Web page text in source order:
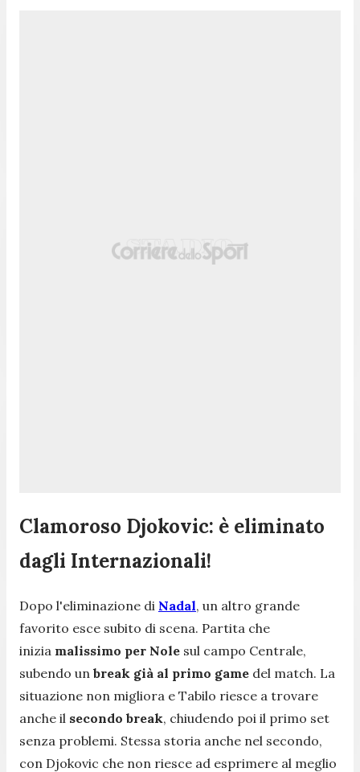
Clamoroso Djokovic: è eliminato
dagli Internazionali!
Dopo l'eliminazione di Nadal, un altro grande
favorito esce subito di scena. Partita che
inizia malissimo per Nole sul campo Centrale,
subendo un break già al primo game del match. La
situazione non migliora e Tabilo riesce a trovare
anche il secondo break, chiudendo poi il primo set
senza problemi. Stessa storia anche nel secondo,
con Djokovic che non riesce ad esprimere al meglio